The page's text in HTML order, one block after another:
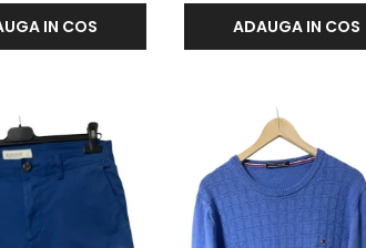
IN COS ADAUGA IN COS